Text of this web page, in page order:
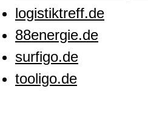
logistiktreff.de
88energie.de
surfigo.de
tooligo.de